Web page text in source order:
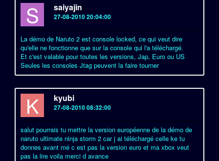
S saiyajin
27-08-2010 20:04:00
La démo de Naruto 2 est console locked, ce qui veut dire
qu'elle ne fonctionne que sur la console qui l'a téléchargé.
Et c'est valable pour toutes les versions, Jap, Euro ou US
Seules les consoles Jtag peuvent la faire tourner
K kyubi
27-08-2010 08:32:00
salut pourrais tu mettre la version européenne de la démo de
naruto ultimate ninja storm 2 car j ai téléchargé celle ke tu
donnes avant mé c est pas la version euro et ma xbox veut
pas la lire voila merci d avance